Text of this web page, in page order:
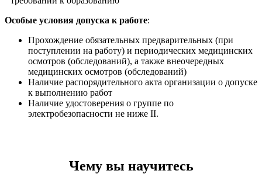
Особые условия допуска к работе:
Прохождение обязательных предварительных (при
поступлении на работу) и периодических медицинских
осмотров (обследований), а также внеочередных
медицинских осмотров (обследований)
Наличие распорядительного акта организации о допуске
к выполнению работ
Наличие удостоверения о группе по
электробезопасности не ниже II.
Чему вы научитесь